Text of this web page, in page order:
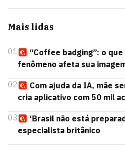
Mais lidas
01
“Coffee badging”: o
fenômeno afeta sua
02
Com ajuda da IA, mãe
cria aplicativo com 50 mil
03
‘Brasil não está
especialista britânico